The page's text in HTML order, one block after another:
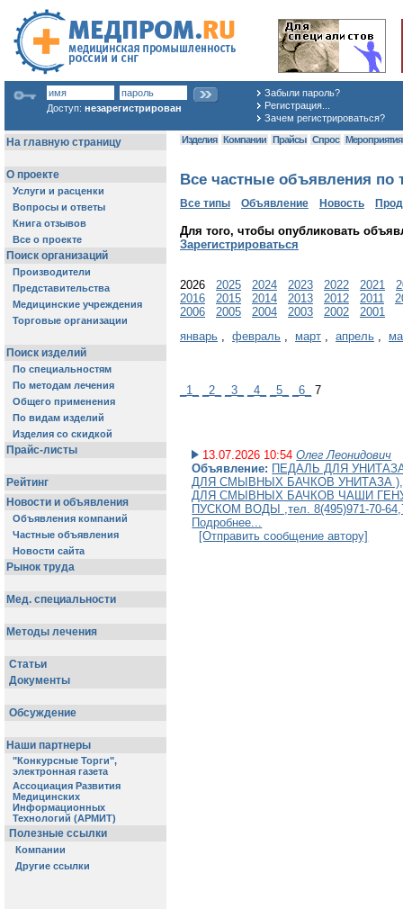
Доступ: незарегистрирован
Забыли пароль?
Регистрация...
Зачем регистрироваться?
Изделия Компании Прайсы Спрос Мероприятия
Все частные объявления по
Все типы Объявление Новость
Для того, чтобы опубликовать
Зарегистрироваться
2026 2025 2024 2023 2022 2021
2016
2015 2014 2013 2012 2011
2006
2005 2004 2003 2002
2001
январь , февраль , март , апрель ,
_1_ _2_ _3_ _4_ _5_ _6_ 7
13.07.2026 10:54 Олег Леонидович
Объявление: ПЕДАЛЬ ДЛЯ
ДЛЯ СМЫВНЫХ БАЧКОВ УНИТАЗА
ДЛЯ СМЫВНЫХ БАЧКОВ ЧАШИ
ПУСКОМ ВОДЫ ,тел. 8(495)971-70-
Подробнее...
[Отправить сообщение автору]